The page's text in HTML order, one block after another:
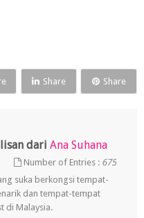
Share Share
dari Ana Suhana
Number of Entries : 675
suka berkongsi tempat-
dan tempat-tempat
di Malaysia.